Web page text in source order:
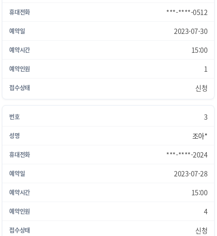
***-****-0512
2023-07-30
15:00
1
신청
3
조아*
***-****-2024
2023-07-28
15:00
4
신청